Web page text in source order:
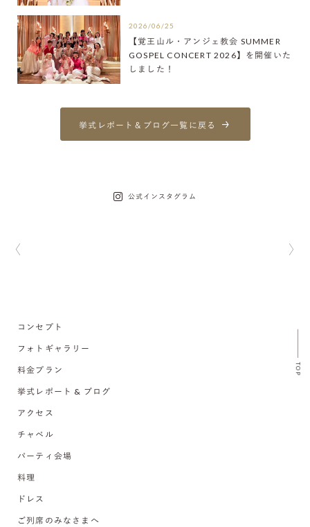
2026/06/25
【覚王山ル・アンジェ教会 SUMMER
GOSPEL CONCERT 2026】を開催いた
しました！
挙式レポート＆ブログ一覧に戻る
公式インスタグラム
TOP
コンセプト
フォトギャラリー
料金プラン
挙式レポート & ブログ
アクセス
チャペル
パーティ会場
料理
ドレス
ご列席のみなさまへ